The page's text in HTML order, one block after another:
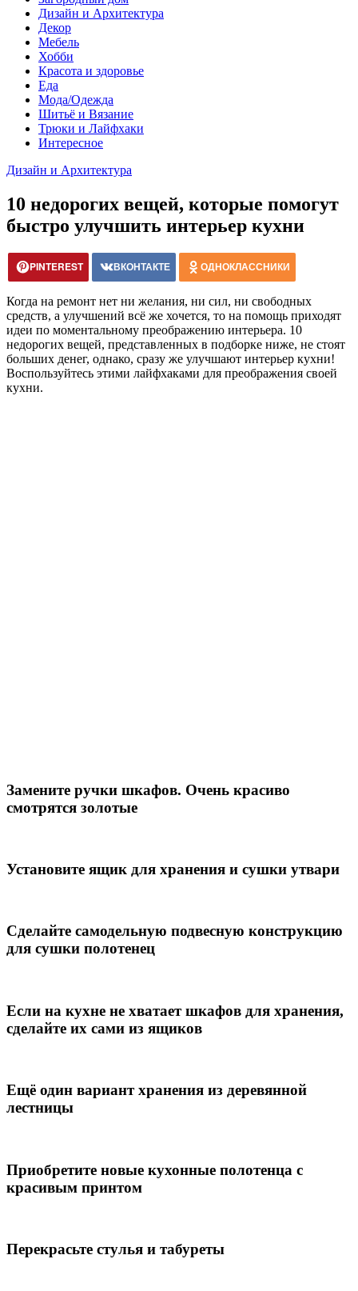
Дизайн и Архитектура
Декор
Мебель
Хобби
Красота и здоровье
Еда
Мода/Одежда
Шитьё и Вязание
Трюки и Лайфхаки
Интересное
Дизайн и Архитектура
10 недорогих вещей, которые помогут
быстро улучшить интерьер кухни
PINTEREST ВКОНТАКТЕ ОДНОКЛАССНИКИ
Когда на ремонт нет ни желания, ни сил, ни свободных
средств, а улучшений всё же хочется, то на помощь приходят
идеи по моментальному преображению интерьера. 10
недорогих вещей, представленных в подборке ниже, не стоят
больших денег, однако, сразу же улучшают интерьер кухни!
Воспользуйтесь этими лайфхаками для преображения своей
кухни.
Замените ручки шкафов. Очень красиво
смотрятся золотые
Установите ящик для хранения и сушки утвари
Сделайте самодельную подвесную конструкцию
для сушки полотенец
Если на кухне не хватает шкафов для хранения,
сделайте их сами из ящиков
Ещё один вариант хранения из деревянной
лестницы
Приобретите новые кухонные полотенца с
красивым принтом
Перекрасьте стулья и табуреты